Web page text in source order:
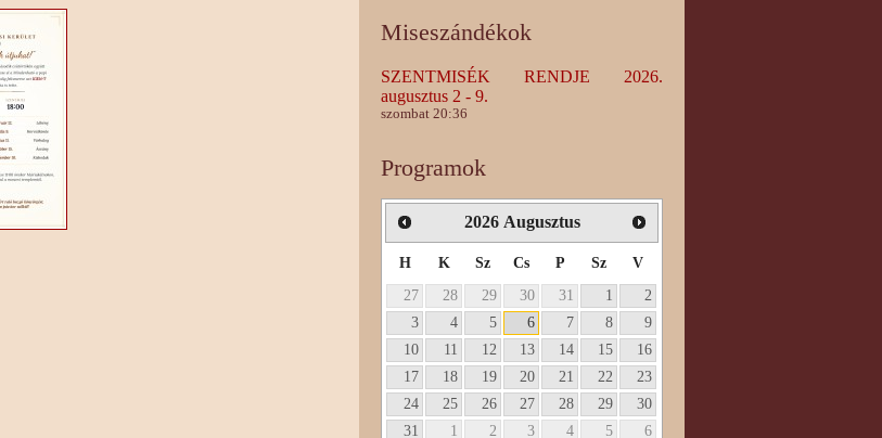
Miseszándékok
SZENTMISÉK RENDJE 2026.
augusztus 2 - 9.
szombat 20:36
Programok
2026 Augusztus
H K Sz Cs P Sz
V
27
28 29 30 31 1
2
3
4 5 6 7 8
9
10
11 12 13 14 15
16
17
18 19 20 21 22
23
24
25 26 27 28 29
30
31
1 2 3 4 5 6